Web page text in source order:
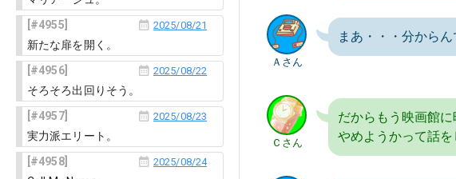
4955
2025/08/21
新たな扉を開く。
4956
2025/08/22
そろそろ出回りそう。
4957
2025/08/23
実力派エリート。
4958
2025/08/24
Ａさん
まあ・・・分からん
Ｃさん
だからもう映画館
やめようかって話を